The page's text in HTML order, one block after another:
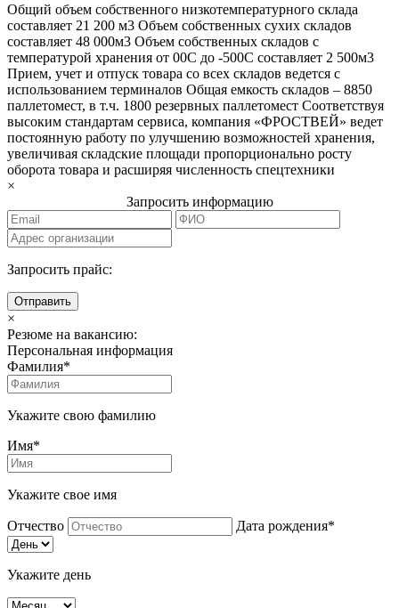
Общий объем собственного низкотемпературного склада
составляет 21 200 м3 Объем собственных сухих складов
составляет 48 000м3 Объем собственных складов с
температурой хранения от 00С до -500С составляет 2 500м3
Прием, учет и отпуск товара со всех складов ведется с
использованием терминалов Общая емкость складов – 8850
паллетомест, в т.ч. 1800 резервных паллетомест Соответствуя
высоким стандартам сервиса, компания «ФРОСТВЕЙ» ведет
постоянную работу по улучшению возможностей хранения,
увеличивая складские площади пропорционально росту
оборота товара и расширяя численность спецтехники
×
Запросить информацию
Запросить прайс:
Отправить
×
Резюме на вакансию:
Персональная информация
Фамилия*
Укажите свою фамилию
Имя*
Укажите свое имя
Отчество Дата рождения*
Укажите день